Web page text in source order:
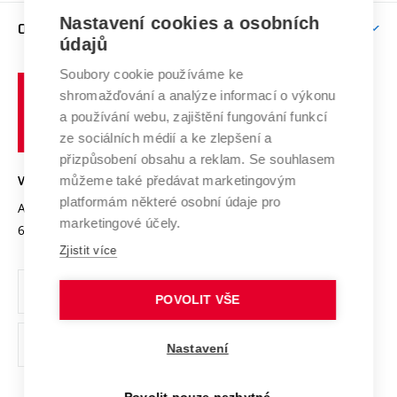
E-přihláška
Doktorské studium
Podpora podnikání
Mezinárodní vědecká rada
Systém zajišťování kvality výzkumu
Výzkumné infrastruktury
Transfer znalostí
Open Science
Projekty
Projekty ze strukturálních fondů
Specifický výzkum
Zahraniční spolupráce
Spolupráce se školami
Služby univerzity
Mezinárodní dohody
Univerzitní sítě
O UNIVERZITĚ
Profil univerzity
Udržitelná univerzita
Podnikavá univerzita / ContriBUTe
Bezpečná univerzita
Vyznamenání
Organizační struktura
Ochrana osobních údajů
odkaz)
učení
technické
VYSOKÉ UČENÍ TECHNICKÉ V BRNĚ
Antonínská 548/1
602 00 Brno
www.vut.cz
vut@vutbr.cz
Nastavení cookies a osobních
údajů
Soubory cookie používáme ke
shromažďování a analýze informací o výkonu
a používání webu, zajištění fungování funkcí
ze sociálních médií a ke zlepšení a
přizpůsobení obsahu a reklam. Se souhlasem
můžeme také předávat marketingovým
platformám některé osobní údaje pro
marketingové účely.
Zjistit více
POVOLIT VŠE
Nastavení